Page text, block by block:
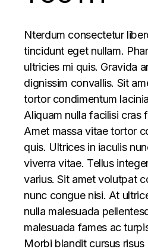
Nterdum consectetur
tincidunt eget nullam.
ultricies mi quis. Gravida
dignissim convallis. Sit
tortor condimentum
Aliquam nulla facilisi cras
Amet massa vitae tortor
quis. Ultrices in iaculis
viverra vitae. Tellus
varius. Sit amet volutpat
nunc congue nisi. At
nulla malesuada
malesuada fames ac
Morbi blandit cursus risus